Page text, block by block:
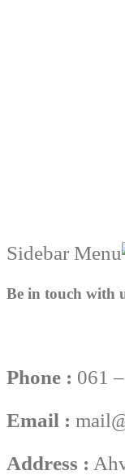
Be in touch with
Phone : 061
Email :
Address :